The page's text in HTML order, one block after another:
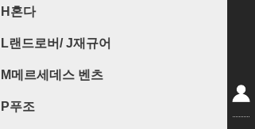
H혼다
L랜드로버/ J재규어
M메르세데스 벤츠
P푸조